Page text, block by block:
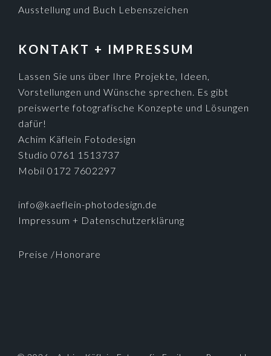
Ausstellung und Buch Lebenszeichen
KONTAKT + IMPRESSUM
Lassen Sie uns über Ihre Projekte, Ideen,
Vorstellungen und Wünsche sprechen. Es gibt
preiswerte fotografische Konzepte und Lösungen
dafür!
Achim Käflein Fotodesign
Studio 0761 1513737
Mobil 0172 7602297
info@kaeflein-photodesign.de
Impressum + Datenschutzerklärung
Preise /Honorare